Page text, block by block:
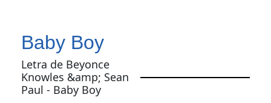
Baby Boy
Letra de Beyonce
Knowles &amp; Sean
Paul - Baby Boy